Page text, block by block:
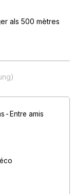
als 500 mètres
)
Entre amis